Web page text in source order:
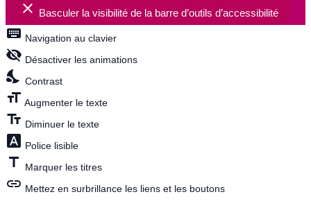
close Basculer la visibilité de la barre d’outils d’accessibilité
keyboard Navigation au clavier
visibility_off Désactiver les animations
nights_stay Contrast
format_size Augmenter le texte
text_fields Diminuer le texte
font_download Police lisible
title Marquer les titres
link Mettez en surbrillance les liens et les boutons